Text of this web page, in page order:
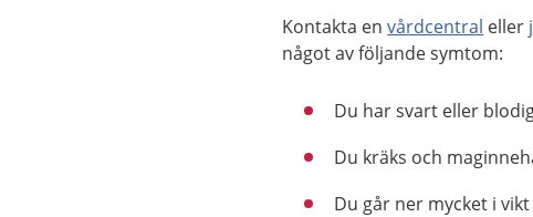
Kontakta envårdcentral eller
något av följande symtom:
Du har svart eller
Du kräks och
Du går ner mycket i